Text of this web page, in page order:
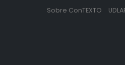
Sobre ConTEXTO